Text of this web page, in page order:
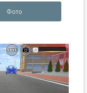
Фото